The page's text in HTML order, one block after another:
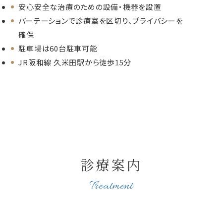
安心安全な治療のための設備・機器を設置
パーテーションで診療室を区切り、プライバシーを
確保
駐車場は60台駐車可能
JR阪和線 久米田駅から徒歩15分
診療案内
Treatment